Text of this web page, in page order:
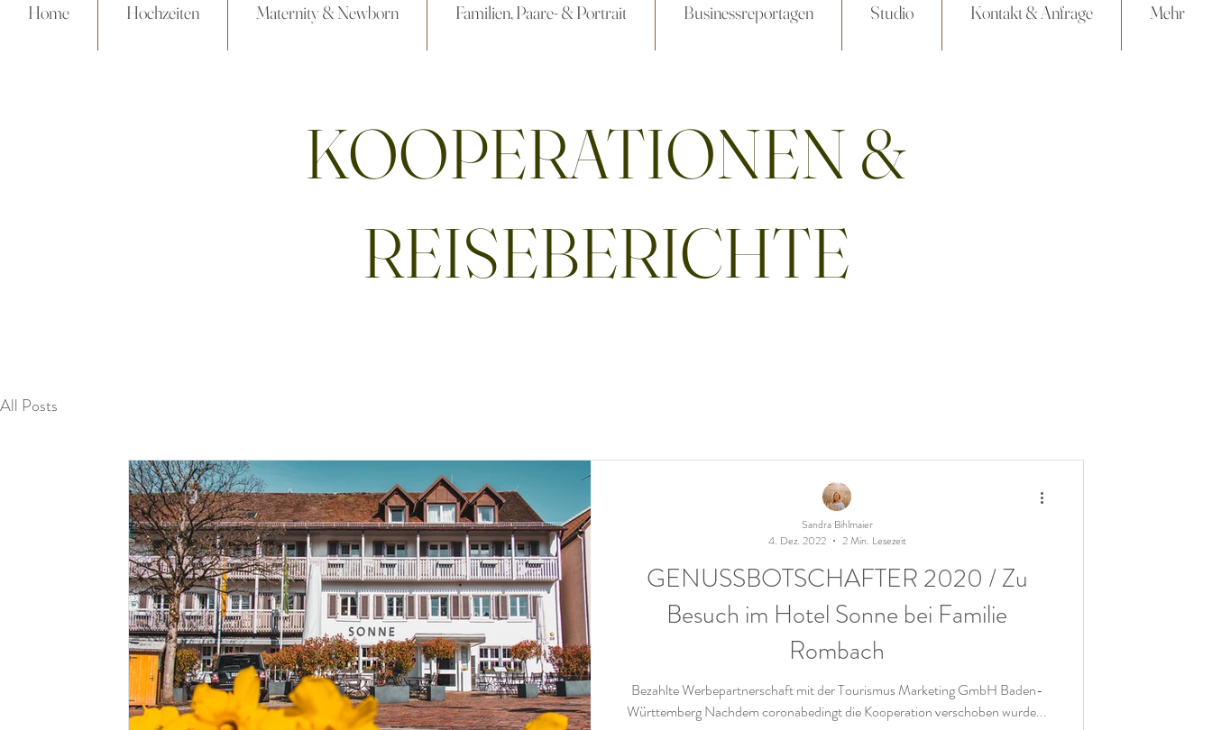
Home Hochzeiten Maternity & Newborn Familien, Paare- & Portrait Businessreportagen Studio Kontakt & Anfrage Mehr
KOOPERATIONEN &
REISEBERICHTE
All Posts
GENUSSBOTSCHAFTER 2020 / Zu
Besuch im Hotel Sonne bei Familie
Rombach
Bezahlte Werbepartnerschaft mit der Tourismus Marketing GmbH Baden-
Württemberg Nachdem coronabedingt die Kooperation verschoben wurde...
Sandra Bihlmaier
4. Dez. 2022
2 Min. Lesezeit